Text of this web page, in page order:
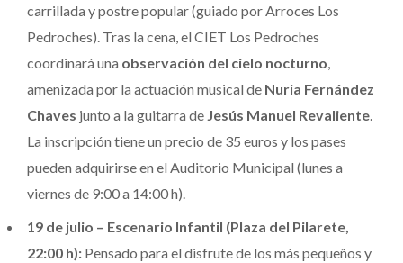
carrillada y postre popular (guiado por Arroces Los
Pedroches). Tras la cena, el CIET Los Pedroches
coordinará una observación del cielo nocturno
amenizada por la actuación musical de Nuria Fernández
Chaves junto a la guitarra de Jesús Manuel Revaliente
La inscripción tiene un precio de 35 euros y los pases
pueden adquirirse en el Auditorio Municipal (lunes a
viernes de 9:00 a 14:00 h).
19 de julio – Escenario Infantil (Plaza del Pilarete,
22:00 h): Pensado para el disfrute de los más pequeños y